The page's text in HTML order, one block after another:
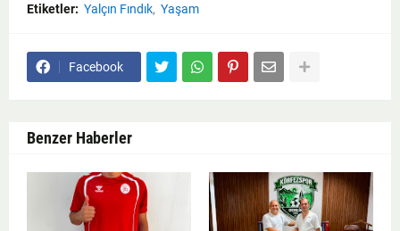
Etiketler: Yalçın Fındık Yaşam
Facebook
Benzer Haberler